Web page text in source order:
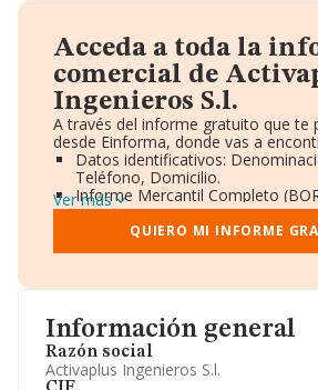
Información general
Razón social
Activaplus Ingenieros S.l.
Acceda a toda la
comercial de
Ingenieros S.l.
A través del informe gratuito que te
desde Einforma, donde vas a
Datos identificativos:
Teléfono, Domicilio.
Informe Mercantil Completo
Gráficos de Evolución Ventas y
Consejo de Administración y
Directivos y Ejecutivos.
Información oficial y registral
Ver más
QUIERO MI INFORME